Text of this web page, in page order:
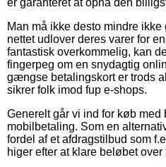
Man må ikke desto mindre
nettet udlover deres varer for
fantastisk overkommelig, kan
fingerpeg om en snydagtig
gængse betalingskort er trods
sikrer folk imod fup e-shops.
Generelt går vi ind for køb med
mobilbetaling. Som en
fordel af et afdragstilbud som
higer efter at klare beløbet over